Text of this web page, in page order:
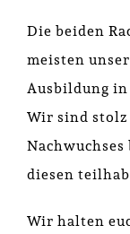
Die beiden
meisten
Ausbildung
Wir sind stolz
diesen
Wir halten